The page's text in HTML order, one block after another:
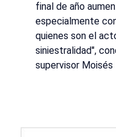
final de año
especialmente
quienes son el
siniestralidad",
supervisor Moisés